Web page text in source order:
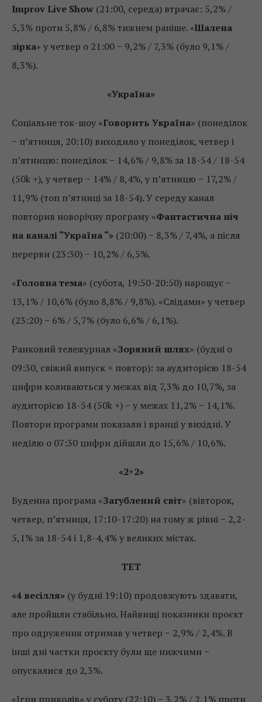
Improv Live Show (21:00, середа) втрачає: 5,2% /
5,3% проти 5,8% / 6,8% тижнем раніше. «Шалена
зірка» у четвер о 21:00 − 9,2% / 7,3% (було 9,1% /
8,3%).
«Україна»
Соціальне ток-шоу «Говорить Україна» (понеділок
− п’ятниця, 20:10) виходило у понеділок, четвер і
п’ятницю: понеділок − 14,6% / 9,8% за 18-54 / 18-54
(50k +), у четвер − 14% / 8,4%, у п’ятницю − 17,2% /
11,9% (топ п’ятниці за 18-54). У середу канал
повторив новорічну програму «Фантастична ніч
на каналі “Україна “» (20:00) − 8,3% / 7,4%, а після
перерви (23:30) − 10,2% / 6,5%.
«Головна тема» (субота, 19:50-20:50) нарощує −
13,1% / 10,6% (було 8,8% / 9,8%). «Слідами» у четвер
(23:20) − 6% / 5,7% (було 6,6% / 6,1%).
Ранковий тележурнал «Зоряний шлях» (будні о
09:30, свіжий випуск + повтор): за аудиторією 18-54
цифри коливаються у межах від 7,3% до 10,7%, за
аудиторією 18-54 (50k +) − у межах 11,2% − 14,1%.
Повтори програми показали і вранці у вихідні. У
неділю о 07:30 цифри дійшли до 15,6% / 10,6%.
«2+2»
Буденна програма «Загублений світ» (вівторок,
четвер, п’ятниця, 17:10-17:20) на тому ж рівні − 2,2-
5,1% за 18-54 і 1,8-4,4% у великих містах.
ТЕТ
«4 весілля» (у будні 19:10) продовжують здавати,
але пройшли стабільно. Найвищі показники проєкт
про одруження отримав у четвер − 2,9% / 2,4%. В
інші дні частки проєкту були ще нижчими −
опускалися до 2,3%.
«Ігри приколів» у суботу (22:10) − 3,2% / 2,1% проти